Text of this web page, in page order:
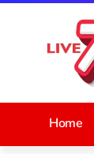
Home